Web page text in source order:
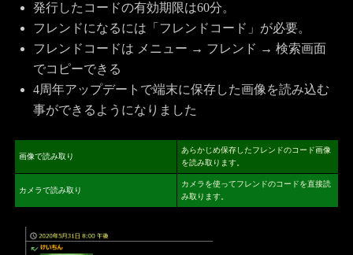
発行したコードの有効期限は60分。
フレンドになるには「フレンドコード」が必要。
フレンドコードは メニュー → フレンド → 検索画面
でコピーできる
4周年アップデートで端末に保存した画像を読み込む
事ができるようになりました
画像で読み取り
あらかじめ保存したフレンドのコード画像
を読み取ります。
カメラで読み取り
カメラを使ってフレンドのコードを直接読
み取ります。